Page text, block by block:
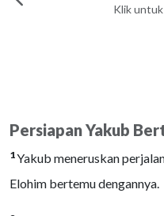
Klik
Persiapan Yakub
1Yakub meneruskan
Elohim bertemu dengannya.